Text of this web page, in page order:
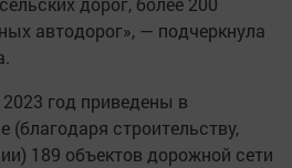
автодорог», — подчеркнула
год приведены в
(благодаря строительству,
189 объектов дорожной сети